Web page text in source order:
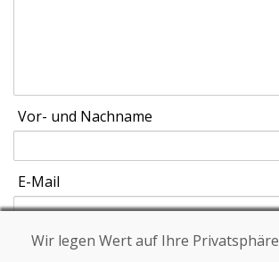
Vor- und Nachname
E-Mail
Wir legen Wert auf Ihre Privatsphäre